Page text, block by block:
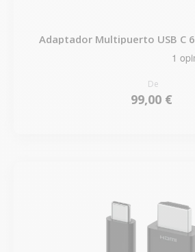
Adaptador Multipuerto USB C
De
99,00 €